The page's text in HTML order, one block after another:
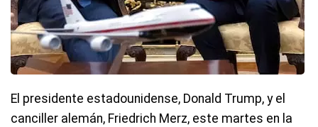
El presidente estadounidense, Donald Trump, y el
canciller alemán, Friedrich Merz, este martes en la